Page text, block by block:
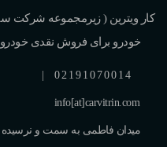
کار ویترین ( زیرمجموعه شرکت
خودرو برای فروش نقدی
02191070014
info[at]carvitrin.com